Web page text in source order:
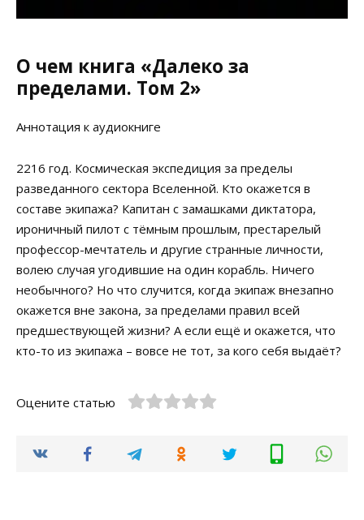
О чем книга «Далеко за
пределами. Том 2»
Аннотация к аудиокниге
2216 год. Космическая экспедиция за пределы
разведанного сектора Вселенной. Кто окажется в
составе экипажа? Капитан с замашками диктатора,
ироничный пилот с тёмным прошлым, престарелый
профессор-мечтатель и другие странные личности,
волею случая угодившие на один корабль. Ничего
необычного? Но что случится, когда экипаж внезапно
окажется вне закона, за пределами правил всей
предшествующей жизни? А если ещё и окажется, что
кто-то из экипажа – вовсе не тот, за кого себя выдаёт?
Оцените статью